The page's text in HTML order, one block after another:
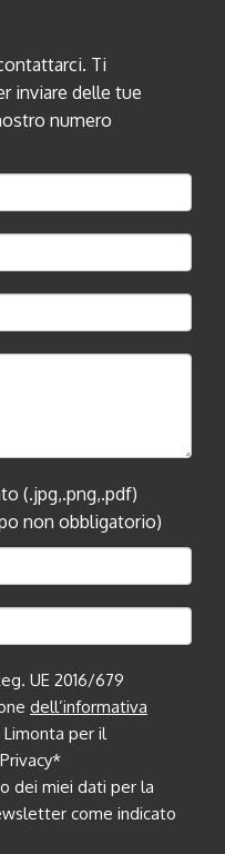
Ti
inviare delle tue
numero
(.jpg,.png,.pdf)
non obbligatorio)
UE 2016/679
dell’informativa
per il
dei miei dati per la
come indicato